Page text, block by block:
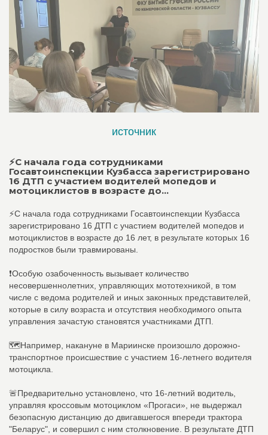
источник
⚡️С начала года сотрудниками
Госавтоинспекции Кузбасса зарегистрировано
16 ДТП с участием водителей мопедов и
мотоциклистов в возрасте до...
⚡️С начала года сотрудниками Госавтоинспекции Кузбасса
зарегистрировано 16 ДТП с участием водителей мопедов и
мотоциклистов в возрасте до 16 лет, в результате которых 16
подростков были травмированы.
❗️Особую озабоченность вызывает количество
несовершеннолетних, управляющих мототехникой, в том
числе с ведома родителей и иных законных представителей,
которые в силу возраста и отсутствия необходимого опыта
управления зачастую становятся участниками ДТП.
🗺Например, накануне в Мариинске произошло дорожно-
транспортное происшествие с участием 16-летнего водителя
мотоцикла.
🚨Предварительно установлено, что 16-летний водитель,
управляя кроссовым мотоциклом «Прогаси», не выдержал
безопасную дистанцию до двигавшегося впереди трактора
"Беларус", и совершил с ним столкновение. В результате ДТП